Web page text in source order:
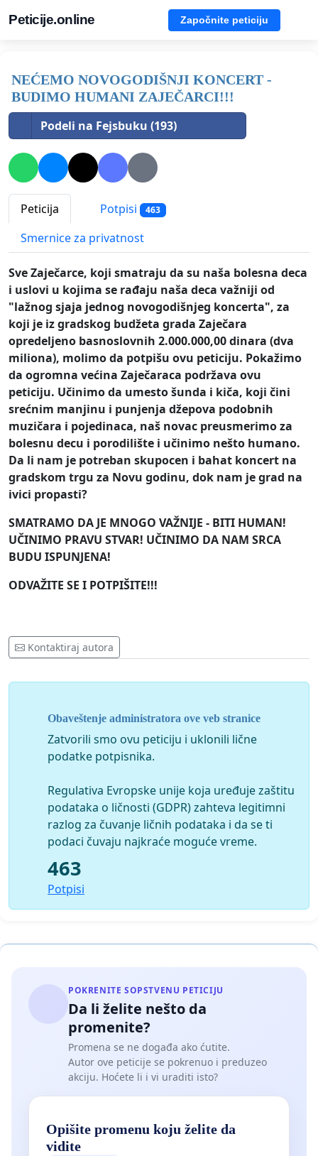
Peticije.online Započnite peticiju
NEĆEMO NOVOGODIŠNJI KONCERT -
BUDIMO HUMANI ZAJEČARCI!!!
Podeli na Fejsbuku (193)
Peticija Potpisi 463
Smernice za privatnost
Sve Zaječarce, koji smatraju da su naša bolesna deca
i uslovi u kojima se rađaju naša deca važniji od
"lažnog sjaja jednog novogodišnjeg koncerta", za
koji je iz gradskog budžeta grada Zaječara
opredeljeno basnoslovnih 2.000.000,00 dinara (dva
miliona), molimo da potpišu ovu peticiju. Pokažimo
da ogromna većina Zaječaraca podržava ovu
peticiju. Učinimo da umesto šunda i kiča, koji čini
srećnim manjinu i punjenja džepova podobnih
muzičara i pojedinaca, naš novac preusmerimo za
bolesnu decu i porodilište i učinimo nešto humano.
Da li nam je potreban skupocen i bahat koncert na
gradskom trgu za Novu godinu, dok nam je grad na
ivici propasti?
SMATRAMO DA JE MNOGO VAŽNIJE - BITI HUMAN!
UČINIMO PRAVU STVAR! UČINIMO DA NAM SRCA
BUDU ISPUNJENA!
ODVAŽITE SE I POTPIŠITE!!!
Kontaktiraj autora
Obaveštenje administratora ove veb stranice
Zatvorili smo ovu peticiju i uklonili lične
podatke potpisnika.
Regulativa Evropske unije koja uređuje zaštitu
podataka o ličnosti (GDPR) zahteva legitimni
razlog za čuvanje ličnih podataka i da se ti
podaci čuvaju najkraće moguće vreme.
463
Potpisi
POKRENITE SOPSTVENU PETICIJU
Da li želite nešto da
promenite?
Promena se ne događa ako ćutite.
Autor ove peticije se pokrenuo i preduzeo
akciju. Hoćete li i vi uraditi isto?
Opišite promenu koju želite da
vidite